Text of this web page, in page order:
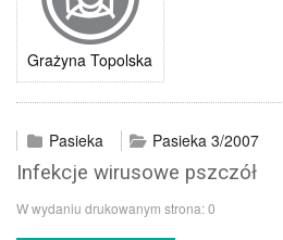
Grażyna Topolska
Pasieka Pasieka 3/2007
Infekcje wirusowe pszczół
W wydaniu drukowanym strona:0